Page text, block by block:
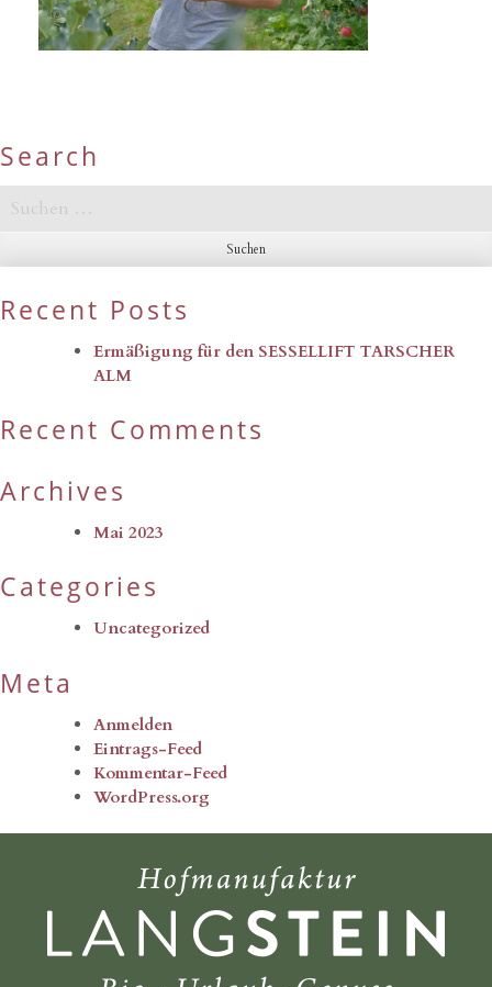
Search
Suchen
nach:
Recent Posts
Ermäßigung für den SESSELLIFT TARSCHER
ALM
Recent Comments
Archives
Mai 2023
Categories
Uncategorized
Meta
Anmelden
Eintrags-Feed
Kommentar-Feed
WordPress.org